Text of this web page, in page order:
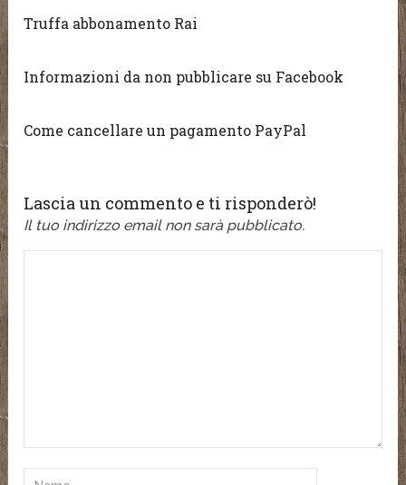
Truffa abbonamento Rai
Informazioni da non pubblicare su Facebook
Come cancellare un pagamento PayPal
Lascia un commento e ti risponderò!
Il tuo indirizzo email non sarà pubblicato.